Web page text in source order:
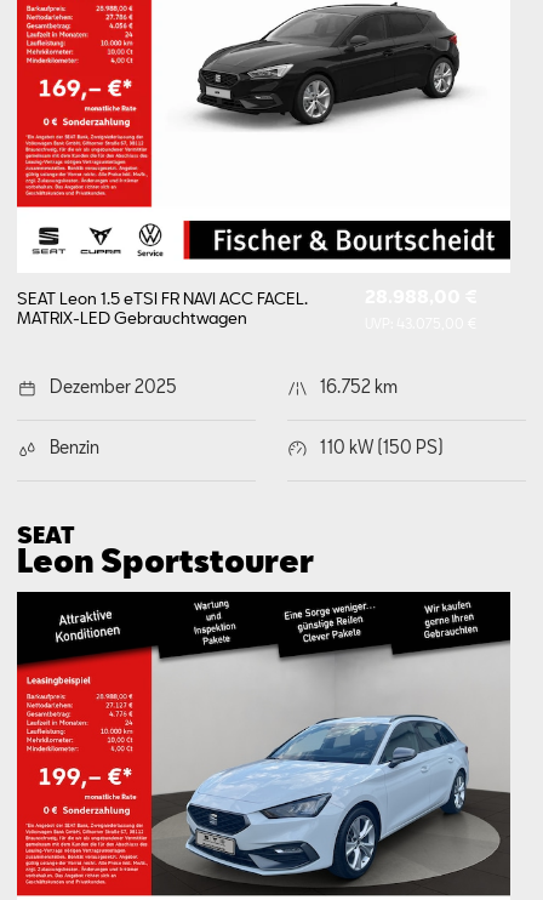
SEAT Leon 1.5 eTSI FR NAVI ACC FACEL.
MATRIX-LEDGebrauchtwagen
Dezember 2025 16.752 km
Benzin 110 kW (150 PS)
SEAT
Leon Sports­tourer